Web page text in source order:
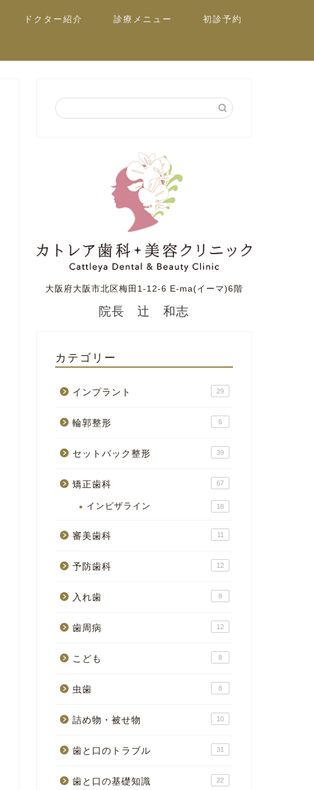
ドクター紹介 診療メニュー 初診予約
大阪府大阪市北区梅田1-12-6 E-ma(イーマ)6階
院長 辻 和志
カテゴリー
インプラント 29
輪郭整形 6
セットバック整形 39
矯正歯科 67
インビザライン 18
審美歯科 11
予防歯科 12
入れ歯 8
歯周病 12
こども 8
虫歯 8
詰め物・被せ物 10
歯と口のトラブル 31
歯と口の基礎知識 22